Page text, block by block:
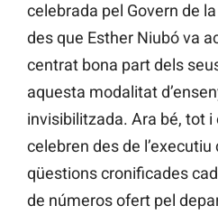
celebrada pel Govern de
des que Esther Niubó va
centrat bona part dels
aquesta modalitat
invisibilitzada. Ara bé, tot i
celebren des de
qüestions cronificades
de números ofert pel